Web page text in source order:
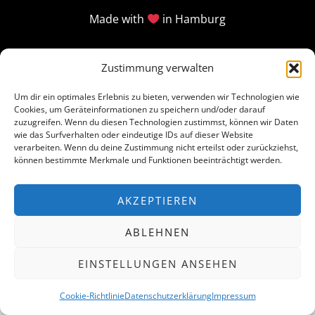
Zustimmung verwalten
Um dir ein optimales Erlebnis zu bieten, verwenden wir Technologien wie
Cookies, um Geräteinformationen zu speichern und/oder darauf
zuzugreifen. Wenn du diesen Technologien zustimmst, können wir Daten
wie das Surfverhalten oder eindeutige IDs auf dieser Website
verarbeiten. Wenn du deine Zustimmung nicht erteilst oder zurückziehst,
können bestimmte Merkmale und Funktionen beeinträchtigt werden.
AKZEPTIEREN
ABLEHNEN
EINSTELLUNGEN ANSEHEN
Cookie-RichtlinieDatenschutzerklärungImpressum
Made with in Hamburg